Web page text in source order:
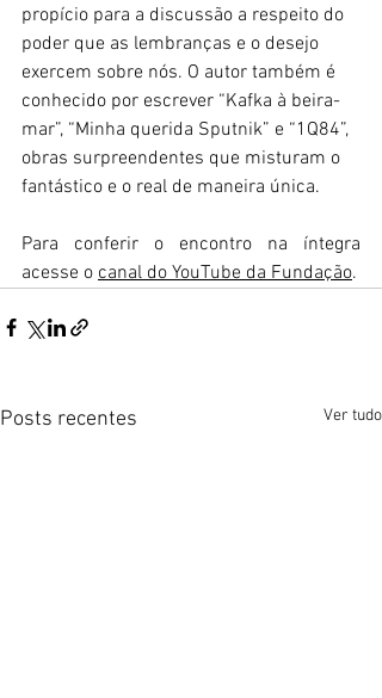
propício para a discussão a respeito do
poder que as lembranças e o desejo
exercem sobre nós. O autor também é
conhecido por escrever “Kafka à beira-
mar”, “Minha querida Sputnik” e “1Q84”,
obras surpreendentes que misturam o
fantástico e o real de maneira única.
Para conferir o encontro na íntegra
acesse o canal do YouTube da Fundação.
Posts recentes Ver tudo